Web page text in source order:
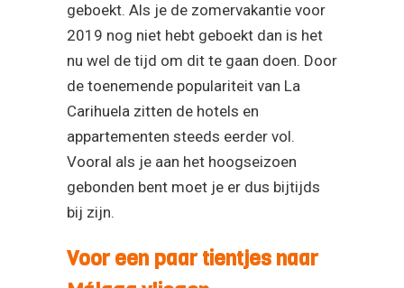
geboekt. Als je de zomervakantie voor
2019 nog niet hebt geboekt dan is het
nu wel de tijd om dit te gaan doen. Door
de toenemende populariteit van La
Carihuela zitten de hotels en
appartementen steeds eerder vol.
Vooral als je aan het hoogseizoen
gebonden bent moet je er dus bijtijds
bij zijn.
Voor een paar tientjes naar